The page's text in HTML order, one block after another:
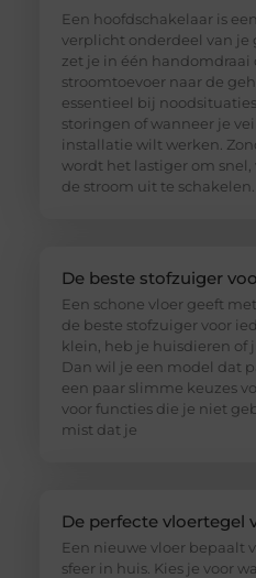
Een hoofdschakelaar is
verplicht onderdeel van je
zet je in één handomdraai
stroomtoevoer naar de
essentieel bij
storingen of wanneer je
installatie wilt werken.
wordt het lastiger om
de stroom uit te
De beste stofzuiger
Een schone vloer geeft
de beste stofzuiger voor
klein, heb je huisdieren of
Dan wil je een model dat
een paar slimme keuzes
voor functies die je niet
mist dat je
De perfecte vloertegel
Een nieuwe vloer bepaalt
sfeer in huis. Kies je voor